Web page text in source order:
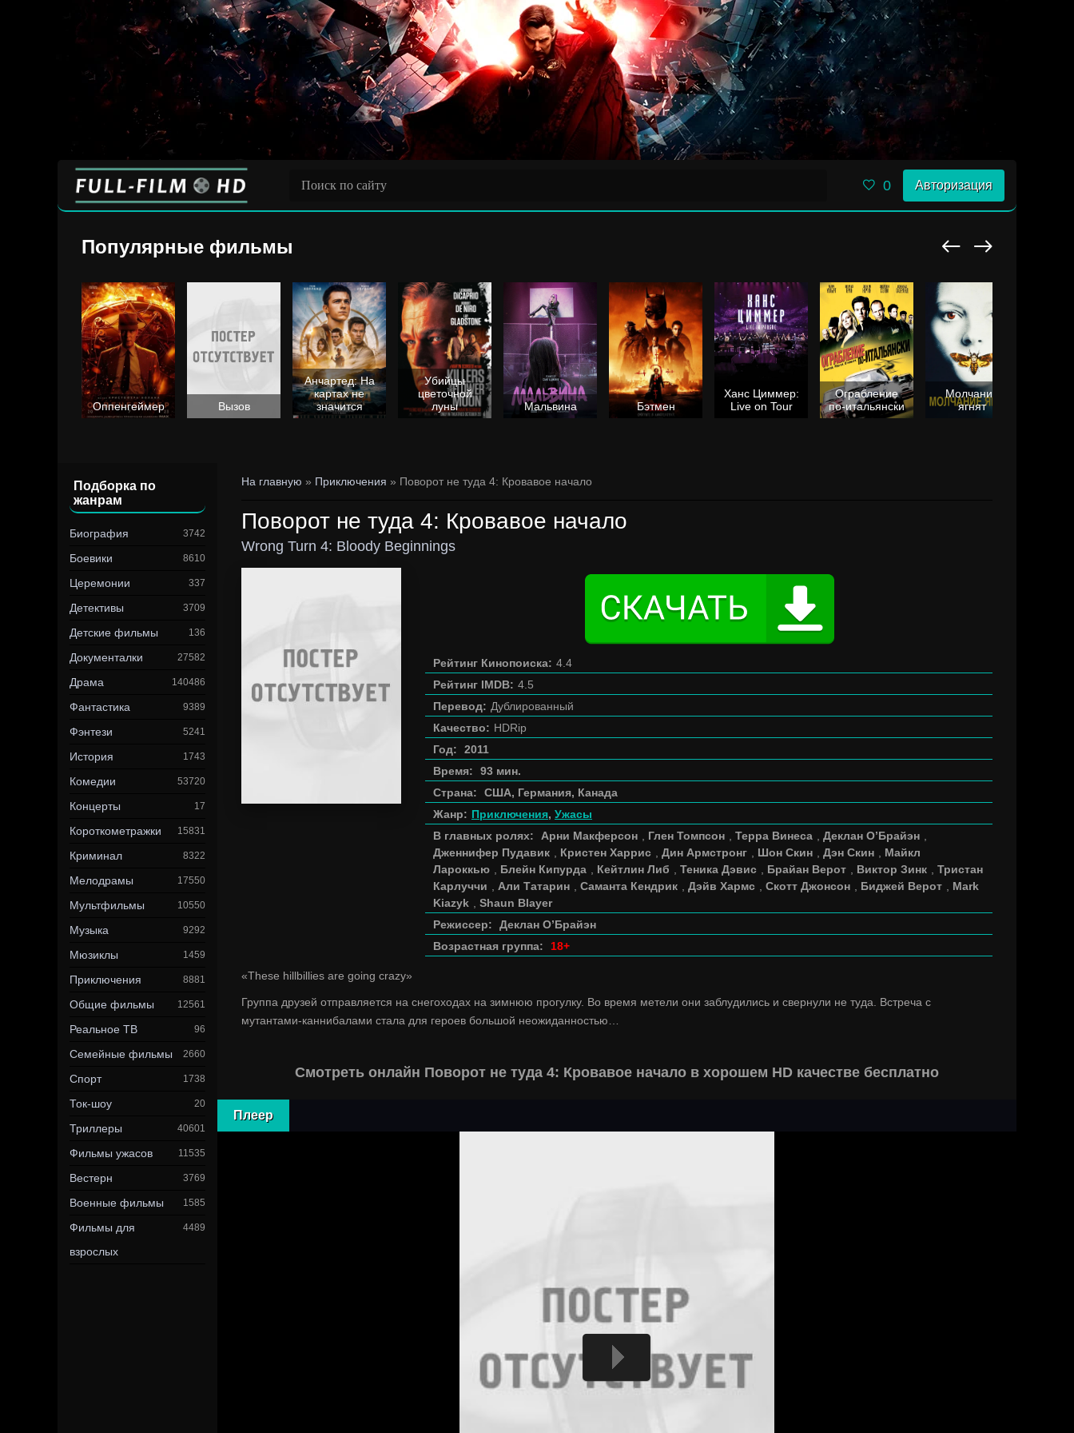
0 Авторизация
Популярные фильмы
Оппенгеймер Вызов
Анчартед: На
картах не
значится
Убийцы
цветочной
луны
Мальвина Бэтмен
Ханс Циммер:
Live on Tour
Ограбление
по-итальянски
Молчание
ягнят
Подборка по
жанрам
Биография 3742
Боевики 8610
Церемонии 337
Детективы 3709
Детские фильмы 136
Документалки 27582
Драма 140486
Фантастика 9389
Фэнтези 5241
История 1743
Комедии 53720
Концерты 17
Короткометражки 15831
Криминал 8322
Мелодрамы 17550
Мультфильмы 10550
Музыка 9292
Мюзиклы 1459
Приключения 8881
Общие фильмы 12561
Реальное ТВ 96
Семейные фильмы 2660
Спорт 1738
Ток-шоу 20
Триллеры 40601
Фильмы ужасов 11535
Вестерн 3769
Военные фильмы 1585
Фильмы для
взрослых
4489
На главную » Приключения » Поворот не туда 4: Кровавое начало
Поворот не туда 4: Кровавое начало
Wrong Turn 4: Bloody Beginnings
Рейтинг Кинопоиска: 4.4
Рейтинг IMDB: 4.5
Перевод: Дублированный
Качество: HDRip
Год:
2011
Время:
93 мин.
Страна:
США, Германия, Канада
Жанр: Приключения, Ужасы
В главных ролях:
Арни Макферсон Глен Томпсон Терра Винеса Деклан О’Брайэн
Дженнифер Пудавик
Кристен Харрис Дин Армстронг Шон Скин Дэн Скин
Майкл
Лароккью
Блейн Кипурда Кейтлин Либ Теника Дэвис Брайан Верот Виктор Зинк
Тристан
Карлуччи
Али Татарин Саманта Кендрик Дэйв Хармс Скотт Джонсон Биджей Верот
Mark
Kiazyk
Shaun Blayer
Режиссер:
Деклан О’Брайэн
Возрастная группа:
18+
«These hillbillies are going crazy»
Группа друзей отправляется на снегоходах на зимнюю прогулку. Во время метели они заблудились и свернули не туда. Встреча с
мутантами-каннибалами стала для героев большой неожиданностью…
Смотреть онлайн Поворот не туда 4: Кровавое начало в хорошем HD качестве бесплатно
Плеер